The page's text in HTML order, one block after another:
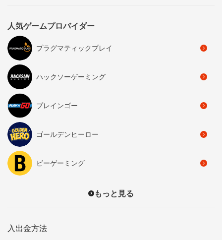
人気ゲームプロバイダー
プラグマティックプレイ
ハックソーゲーミング
プレインゴー
ゴールデンヒーロー
ビーゲーミング
もっと見る
入出金方法